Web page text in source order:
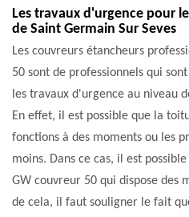
Les travaux d'urgence pour
de Saint Germain Sur Seves
Les couvreurs étancheurs
50 sont de professionnels qui
les travaux d'urgence au niveau
En effet, il est possible que la
fonctions à des moments ou les
moins. Dans ce cas, il est
GW couvreur 50 qui dispose des
de cela, il faut souligner le fait